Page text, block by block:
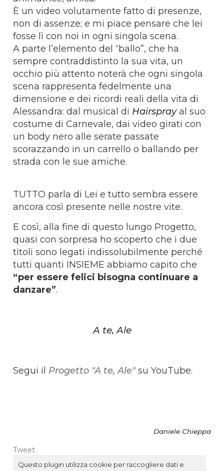
È un video volutamente fatto di presenze,
non di assenze; e mi piace pensare che lei
fosse lì con noi in ogni singola scena.
A parte l’elemento del “ballo”, che ha
sempre contraddistinto la sua vita, un
occhio più attento noterà che ogni singola
scena rappresenta fedelmente una
dimensione e dei ricordi reali della vita di
Alessandra: dal musical di Hairsprayal suo
costume di Carnevale, dai video girati con
un body nero alle serate passate
scorazzando in un carrello o ballando per
strada con le sue amiche.
TUTTO parla di Lei e tutto sembra essere
ancora così presente nelle nostre vite.
E così, alla fine di questo lungo Progetto,
quasi con sorpresa ho scoperto che i due
titoli sono legati indissolubilmente perché
tutti quanti INSIEME abbiamo capito che
“per essere felici bisogna continuare a
danzare”.
A te, Ale
Segui il Progetto "A te, Ale"su YouTube.
Daniele Chieppa
Tweet
Questo plugin utilizza cookie per raccogliere dati e